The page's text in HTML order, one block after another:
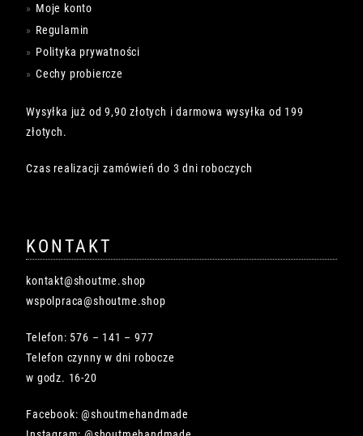
Moje konto
Regulamin
Polityka prywatności
Cechy probiercze
Wysyłka już od 9,90 złotych i darmowa wysyłka od 199
złotych.
Czas realizacji zamówień do 3 dni roboczych
KONTAKT
kontakt@shoutme.shop
wspolpraca@shoutme.shop
Telefon: 576 – 141 – 977
Telefon czynny w dni robocze
w godz. 16-20
Facebook: @shoutmehandmade